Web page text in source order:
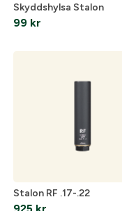
Skyddshylsa Stalon
99 kr
Stalon RF .17-.22